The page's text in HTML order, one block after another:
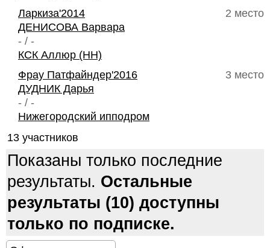
2 место
Ларкиза'2014
ДЕНИСОВА Варвара
- / -
КСК Аллюр (НН)
3 место
Фрау Патфайндер'2016
ДУДНИК Дарья
- / -
Нижегородский ипподром
13 участников
Показаны только последние
результаты. Остальные
результаты (10) доступны
только по подписке.